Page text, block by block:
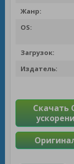
Жанр:
OS:
Загрузок:
Издатель:
Скачать